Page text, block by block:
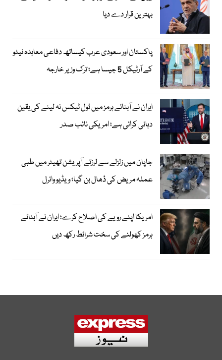
بہترین قرار دے دیا
پاکستان اور سعودی عرب کیساتھ دفاعی معاہدہ نیٹو
کے آرٹیکل 5 جیسا ہے؛ ترک وزیر خارجہ
ایران نے آبنائے ہرمز میں ٹول ٹیکس نہ لینے کی یقین
دہانی کرائی ہے؛ امریکی نائب صدر
جاپان میں زلزلے سے لرزتے آپریشن تھیٹر میں طبی
عملہ مریض کی ڈھال بن گیا؛ ویڈیو وائرل
امریکا اپنے رویے کی اصلاح کرے؛ ایران نے آبنائے
ہرمز کھولنے کی سخت شرائط رکھ دیں